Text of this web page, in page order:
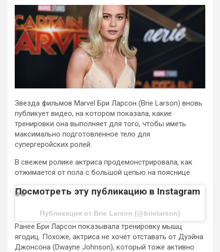
Звезда фильмов Marvel Бри Ларсон (Brie Larson) вновь
публикует видео, на котором показала, какие
тренировки она выполняет для того, чтобы иметь
максимально подготовленное тело для
супергеройских ролей.
В свежем ролике актриса продемонстрировала, как
отжимается от пола с большой цепью на пояснице.
Посмотреть эту публикацию в Instagram
Публикация от Brie Larson (@brielarson)
Ранее Бри Ларсон показывала тренировку мышц
ягодиц. Похоже, актриса не хочет отставать от Дуэйна
Джонсона (Dwayne Johnson), который тоже активно